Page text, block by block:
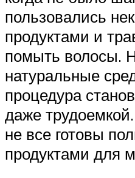
пользовались
продуктами и
помыть волосы.
натуральные
процедура
даже
не все готовы
продуктами для